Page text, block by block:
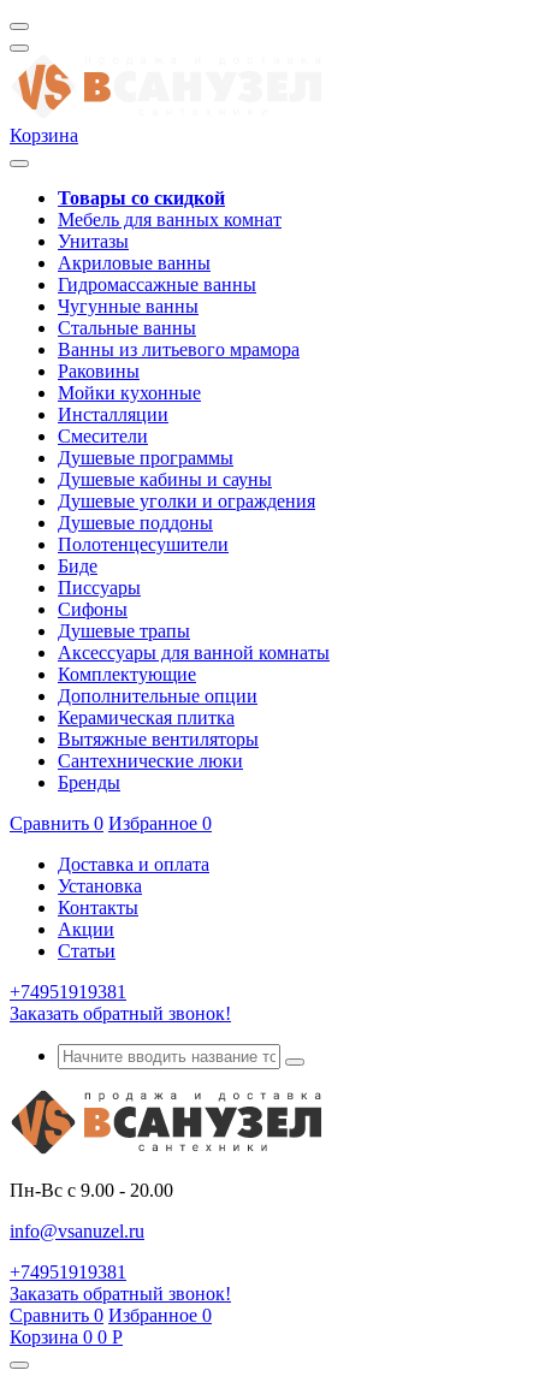
Корзина
Товары со скидкой
Мебель для ванных комнат
Унитазы
Акриловые ванны
Гидромассажные ванны
Чугунные ванны
Стальные ванны
Ванны из литьевого мрамора
Раковины
Мойки кухонные
Инсталляции
Смесители
Душевые программы
Душевые кабины и сауны
Душевые уголки и ограждения
Душевые поддоны
Полотенцесушители
Биде
Писсуары
Сифоны
Душевые трапы
Аксессуары для ванной комнаты
Комплектующие
Дополнительные опции
Керамическая плитка
Вытяжные вентиляторы
Сантехнические люки
Бренды
Сравнить 0 Избранное 0
Доставка и оплата
Установка
Контакты
Акции
Статьи
+74951919381
Заказать обратный звонок!
Пн-Вс с 9.00 - 20.00
info@vsanuzel.ru
+74951919381
Заказать обратный звонок!
Сравнить 0 Избранное 0
Корзина 0 0 Р